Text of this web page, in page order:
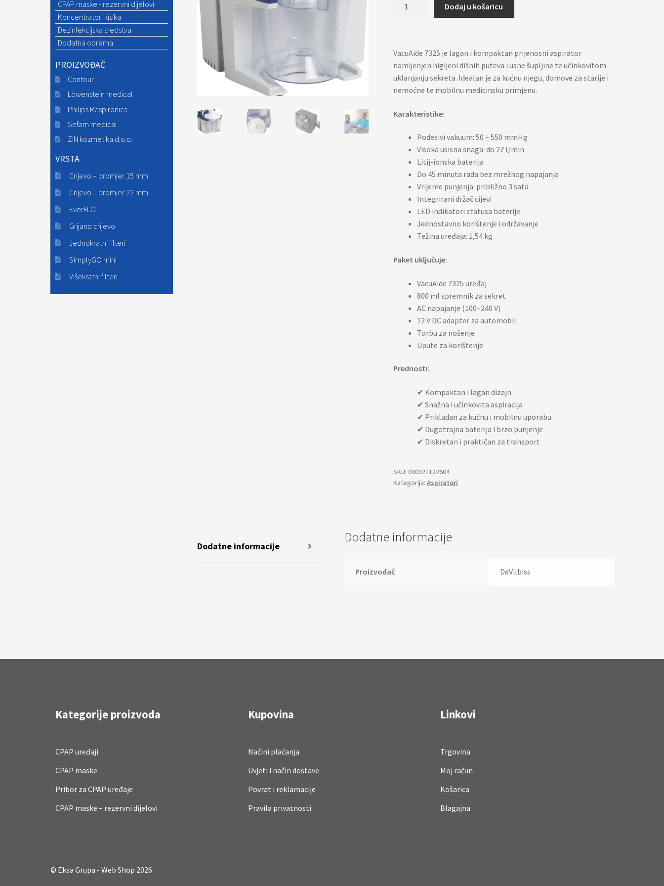
Dodaj u košaricu
VacuAide 7325 je lagan i kompaktan prijenosni aspirator
namijenjen higijeni dišnih puteva i usne šupljine te učinkovitom
uklanjanju sekreta. Idealan je za kućnu njegu, domove za starije i
nemoćne te mobilnu medicinsku primjenu.
Karakteristike:
Podesivi vakuum: 50 – 550 mmHg
Visoka usisna snaga: do 27 l/min
Litij-ionska baterija
Do 45 minuta rada bez mrežnog napajanja
Vrijeme punjenja: približno 3 sata
Integrirani držač cijevi
LED indikatori statusa baterije
Jednostavno korištenje i održavanje
Težina uređaja: 1,54 kg
Paket uključuje:
VacuAide 7325 uređaj
800 ml spremnik za sekret
AC napajanje (100–240 V)
12 V DC adapter za automobil
Torbu za nošenje
Upute za korištenje
Prednosti:
✔ Kompaktan i lagan dizajn
✔ Snažna i učinkovita aspiracija
✔ Prikladan za kućnu i mobilnu uporabu
✔ Dugotrajna baterija i brzo punjenje
✔ Diskretan i praktičan za transport
SKU: 030321122604
Kategorija: Aspiratori
Dodatne informacije
Dodatne informacije
Proizvođač DeVilbiss
CPAP maske - rezervni dijelovi
Koncentratori kisika
Dezinfekcijska sredstva
Dodatna oprema
PROIZVOĐAČ
Contour
Löwenstein medical
Philips Respironics
Sefam medical
ZIN kozmetika d.o.o.
VRSTA
Crijevo – promjer 15 mm
Crijevo – promjer 22 mm
EverFLO
Grijano crijevo
Jednokratni filteri
SimplyGO mini
Višekratni filteri
Kategorije proizvoda
CPAP uređaji
CPAP maske
Pribor za CPAP uređaje
CPAP maske – rezervni dijelovi
Kupovina
Načini plaćanja
Uvjeti i način dostave
Povrat i reklamacije
Pravila privatnosti
Linkovi
Trgovina
Moj račun
Košarica
Blagajna
© Eksa Grupa - Web Shop 2026